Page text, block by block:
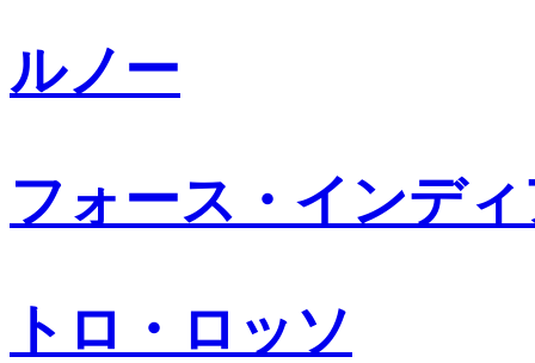
ルノー
フォース・インデ
トロ・ロッソ